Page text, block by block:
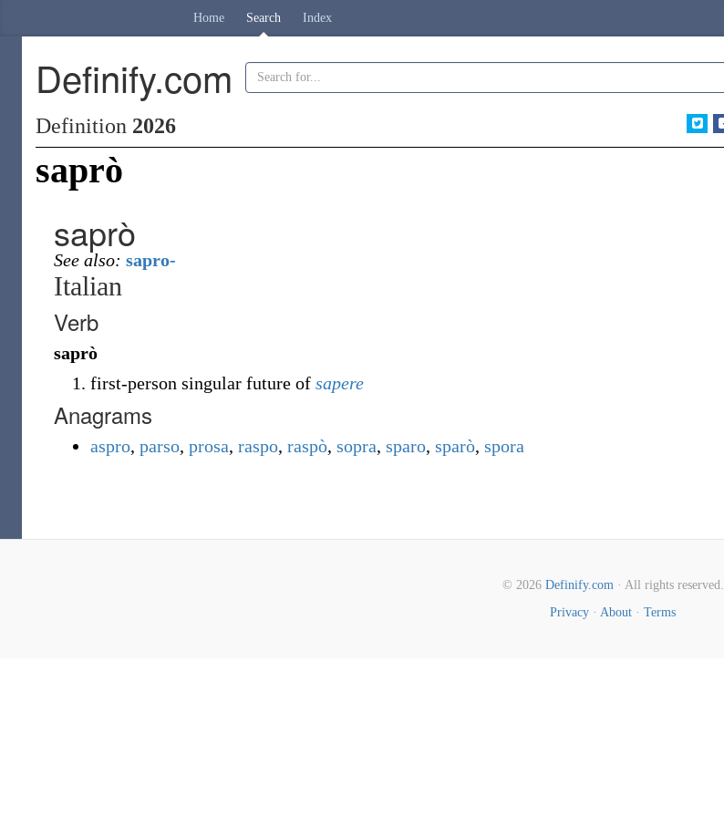
Home Search Index
Definify.com
Definition 2026
saprò
saprò
See also: sapro-
Italian
Verb
saprò
first-person singular future of sapere
Anagrams
aspro, parso, prosa, raspo, raspò, sopra, sparo, sparò, spora
© 2026 Definify.com· All rights reserved.
Privacy · About · Terms